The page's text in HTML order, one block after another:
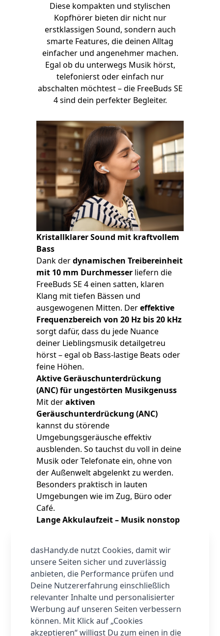
Diese kompakten und stylischen
Kopfhörer bieten dir nicht nur
erstklassigen Sound, sondern auch
smarte Features, die deinen Alltag
einfacher und angenehmer machen.
Egal ob du unterwegs Musik hörst,
telefonierst oder einfach nur
abschalten möchtest – die FreeBuds SE
4 sind dein perfekter Begleiter.
Kristallklarer Sound mit kraftvollem
Bass
Dank derdynamischen Treibereinheit
mit 10 mm Durchmesser liefern die
FreeBuds SE 4 einen satten, klaren
Klang mit tiefen Bässen und
ausgewogenen Mitten. Dereffektive
Frequenzbereich von 20 Hz bis 20 kHz
sorgt dafür, dass du jede Nuance
deiner Lieblingsmusik detailgetreu
hörst – egal ob Bass-lastige Beats oder
feine Höhen.
Aktive Geräuschunterdrückung
(ANC) für ungestörten Musikgenuss
Mit deraktiven
Geräuschunterdrückung (ANC)
kannst du störende
Umgebungsgeräusche effektiv
ausblenden. So tauchst du voll in deine
Musik oder Telefonate ein, ohne von
der Außenwelt abgelenkt zu werden.
Besonders praktisch in lauten
Umgebungen wie im Zug, Büro oder
Café.
Lange Akkulaufzeit – Musik nonstop
Audiowiedergabe von ca. 10 Stunden
ohne ANCund immer noch ca.7
Stunden mit aktiviertem ANC. Und
wenn der Akku doch mal leer ist,
kannst du die Kopfhörer einfach im
praktischen Ladecase wieder aufladen.
Insgesamt sind so bis zuca. 50
dasHandy.de nutzt Cookies, damit wir
unsere Seiten sicher und zuverlässig
anbieten, die Performance prüfen und
Deine Nutzererfahrung einschließlich
relevanter Inhalte und personalisierter
Werbung auf unseren Seiten verbessern
können. Mit Klick auf „Cookies
akzeptieren“ willigst Du zum einen in die